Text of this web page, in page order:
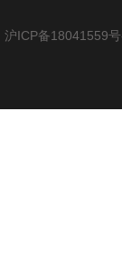
沪ICP备18041559